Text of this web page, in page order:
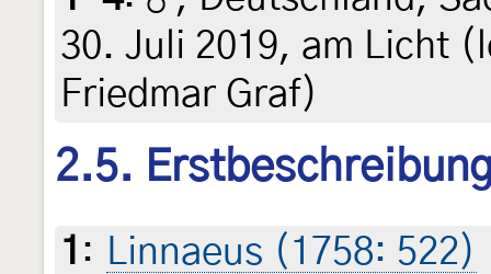
30. Juli 2019, am Licht
Friedmar Graf)
2.5.
1 : Linnaeus (1758: 522)